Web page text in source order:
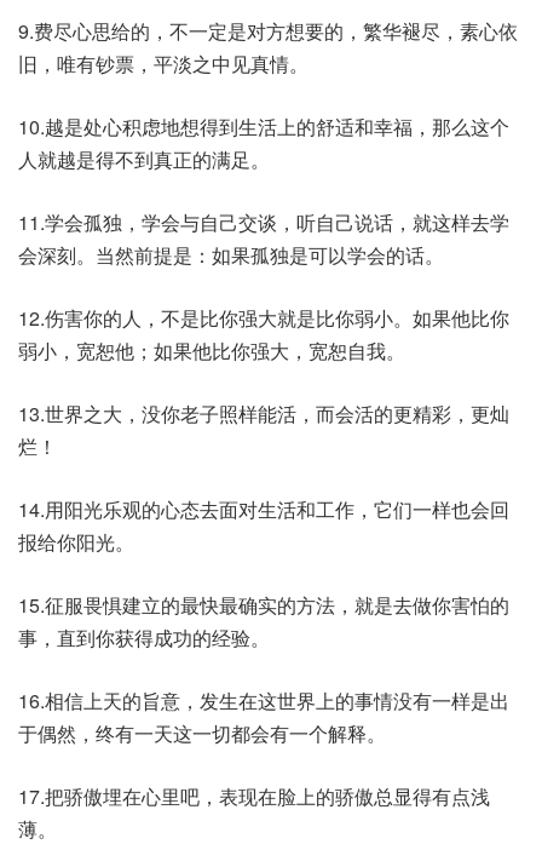
9.费尽心思给的，不一定是对方想要的，繁华褪尽，素心依
旧，唯有钞票，平淡之中见真情。
10.越是处心积虑地想得到生活上的舒适和幸福，那么这个
人就越是得不到真正的满足。
11.学会孤独，学会与自己交谈，听自己说话，就这样去学
会深刻。当然前提是：如果孤独是可以学会的话。
12.伤害你的人，不是比你强大就是比你弱小。如果他比你
弱小，宽恕他；如果他比你强大，宽恕自我。
13.世界之大，没你老子照样能活，而会活的更精彩，更灿
烂！
14.用阳光乐观的心态去面对生活和工作，它们一样也会回
报给你阳光。
15.征服畏惧建立的最快最确实的方法，就是去做你害怕的
事，直到你获得成功的经验。
16.相信上天的旨意，发生在这世界上的事情没有一样是出
于偶然，终有一天这一切都会有一个解释。
17.把骄傲埋在心里吧，表现在脸上的骄傲总显得有点浅
薄。